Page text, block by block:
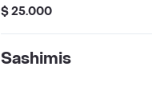
aguacate, cebollín y ajonjolí. .
$ 25.000
Sashimis